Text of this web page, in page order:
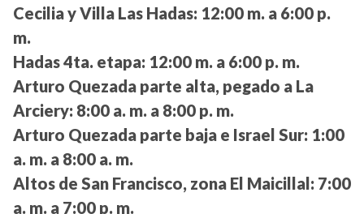
Cecilia y Villa Las Hadas: 12:00 m. a 6:00 p.
m.
Hadas 4ta. etapa: 12:00 m. a 6:00 p. m.
Arturo Quezada parte alta, pegado a La
Arciery: 8:00 a. m. a 8:00 p. m.
Arturo Quezada parte baja e Israel Sur: 1:00
a. m. a 8:00 a. m.
Altos de San Francisco, zona El Maicillal: 7:00
a. m. a 7:00 p. m.